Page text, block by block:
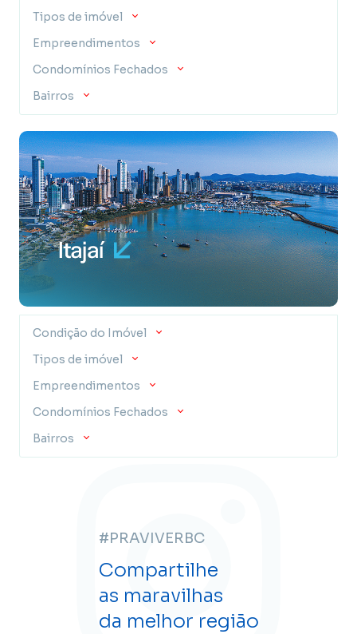
Tipos de imóvel
Empreendimentos
Condomínios Fechados
Bairros
Condição do Imóvel
Tipos de imóvel
Empreendimentos
Condomínios Fechados
Bairros
#PRAVIVERBC
Compartilhe
as maravilhas
da melhor região